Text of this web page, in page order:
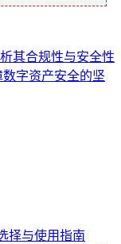
其合规性与安全性
字资产安全的坚
择与使用指南